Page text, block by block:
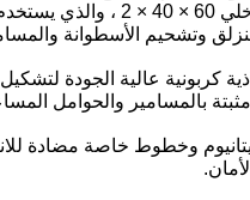
الخارجي.يستخدم
وتشحيم الأسطوانة
وخطوط خاصة مضادة